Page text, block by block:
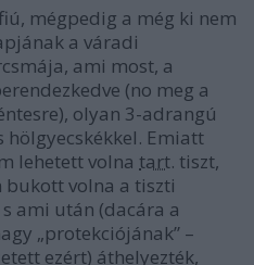
mégpedig a még ki nem
a váradi
ami most, a
(no meg a
olyan 3-adrangú
hölgyecskékkel. Emiatt
lehetett volna tart. tiszt,
bukott volna a tiszti
ami után (dacára a
„protekciójának” –
ezért) áthelyezték,